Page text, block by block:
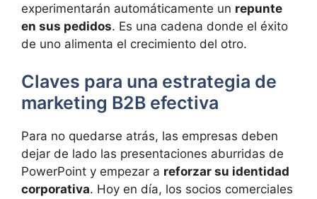
experimentarán automáticamente un repunte
en sus pedidos. Es una cadena donde el éxito
de uno alimenta el crecimiento del otro.
Claves para una estrategia de
marketing B2B efectiva
Para no quedarse atrás, las empresas deben
dejar de lado las presentaciones aburridas de
PowerPoint y empezar a reforzar su identidad
corporativa. Hoy en día, los socios comerciales